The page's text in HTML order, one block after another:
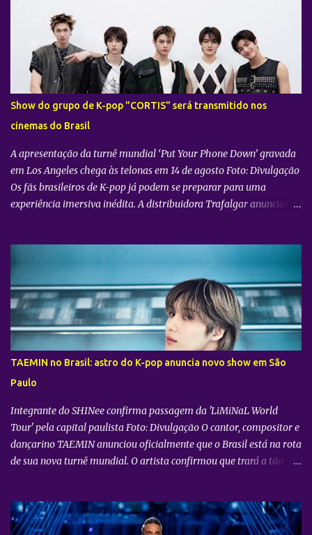
Show do grupo de K-pop "CORTIS" será transmitido nos
cinemas do Brasil
A apresentação da turnê mundial ‘Put Your Phone Down’ gravada
em Los Angeles chega às telonas em 14 de agosto Foto: Divulgação
Os fãs brasileiros de K-pop já podem se preparar para uma
experiência imersiva inédita. A distribuidora Trafalgar anunciou o
realizado diretamente do YouTube Theater , na cidade de Los
Angeles (EUA). O objetivo da ação é proporcionar ao público uma
vivência cinematográfica com som e imagem de alta qualidade,
conectando os fãs de todo o mundo à energia da primeira turnê
mundial do quinteto. Produzido pela gigante do entretenimento
asiático HYBE e distribuído globalmente pela Trafalgar, o evento
promete transportar o fandom — conhecido oficialmente como
COERS — para o centro da apresentação. Como um bônus especial
para as sessões nos cine...
TAEMIN no Brasil: astro do K-pop anuncia novo show em São
Paulo
Integrante do SHINee confirma passagem da 'LiMiNaL World
Tour' pela capital paulista Foto: Divulgação O cantor, compositor e
dançarino TAEMIN anunciou oficialmente que o Brasil está na rota
de sua nova turnê mundial. O artista confirmou que trará a tão
oficialmente como “2026-27 TAEMIN WORLD TOUR ” , a nova
excursão do astro rodará o mundo com apresentações distribuídas